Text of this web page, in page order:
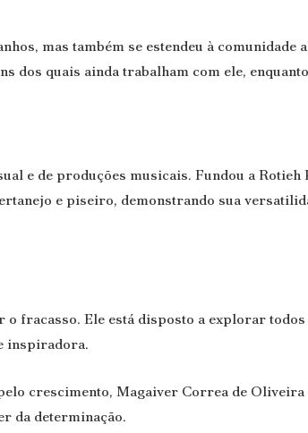
mas também se estendeu à comunidade
quais ainda trabalham com ele,
e de produções musicais. Fundou a Rotieh
e piseiro, demonstrando sua
fracasso. Ele está disposto a explorar
inspiradora.
crescimento, Magaiver Correa de
da determinação.